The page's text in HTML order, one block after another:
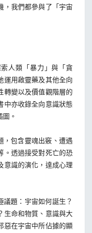
我們都參與了「宇宙
人類「暴力」與「貪
運用啟靈藥及其他全向
轉變以及價值觀階層的
中亦收錄全向意識狀態
。
包含靈魂出竅、遭遇
。透過接受對死亡的恐
意識的演化，達成心理
題：宇宙如何誕生？
生命和物質、意識與大
惡在宇宙中所佔據的顯